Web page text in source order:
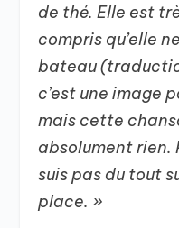
de thé. Elle est
compris qu’elle
bateau
c’est une image
mais cette
absolument rien.
suis pas du tout
place. »